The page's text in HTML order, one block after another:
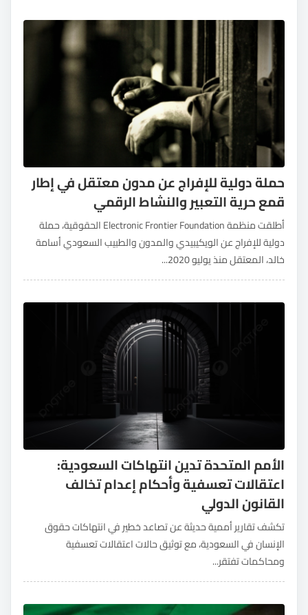
حملة دولية للإفراج عن مدون معتقل في إطار
قمع حرية التعبير والنشاط الرقمي
أطلقت منظمة Electronic Frontier Foundation الحقوقية، حملة
دولية للإفراج عن الويكيبيدي والمدون والطبيب السعودي أسامة
خالد، المعتقل منذ يوليو 2020...
الأمم المتحدة تدين انتهاكات السعودية:
اعتقالات تعسفية وأحكام إعدام تخالف
القانون الدولي
تكشف تقارير أممية حديثة عن تصاعد خطير في انتهاكات حقوق
الإنسان في السعودية، مع توثيق حالات اعتقالات تعسفية
ومحاكمات تفتقر...